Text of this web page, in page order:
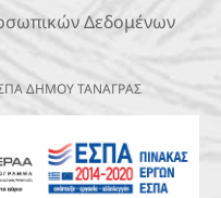
Δεδομένων
ΔΗΜΟΥ ΤΑΝΑΓΡΑΣ